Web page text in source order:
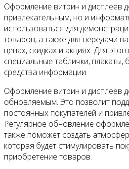
Оформление витрин и дисплеев
привлекательным, но и
использоваться для
товаров, а также для передачи
ценах, скидках и акциях. Для
специальные таблички, плакаты,
средства информации.
Оформление витрин и дисплеев
обновляемым. Это позволит
постоянных покупателей и
Регулярное обновление
также поможет создать
которая будет стимулировать
приобретение товаров.